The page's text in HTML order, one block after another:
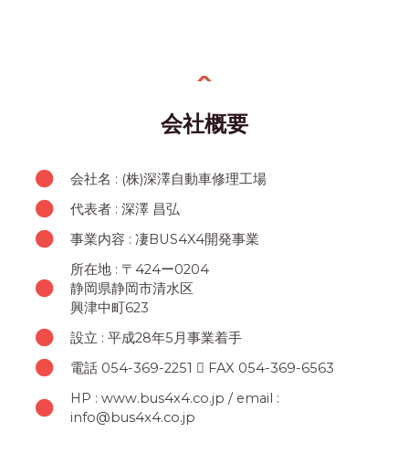
会社概要
会社名 : (株)深澤自動車修理工場
代表者 : 深澤 昌弘
事業内容 : 凄BUS4X4開発事業
所在地 : 〒424ー0204
静岡県静岡市清水区
興津中町623
設立 : 平成28年5月事業着手
電話 054-369-2251  FAX 054-369-6563
HP : www.bus4x4.co.jp / email :
info@bus4x4.co.jp